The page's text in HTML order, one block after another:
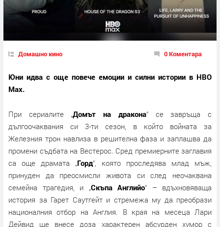
Домашно кино 0 Коментара
Юни идва с още повече емоции и силни истории в HBO
Max.
При сериалите „Домът на дракона“ се завръща с
дългоочаквания си 3-ти сезон, в който войната за
Железния трон навлиза в решителна фаза и заплашва да
промени съдбата на Вестерос. Сред премиерните заглавия
са още драмата „Горд“, която проследява млад мъж,
принуден да преосмисли живота си след неочаквана
семейна трагедия, и „Скъпа Английо“ – вдъхновяваща
история за Гарет Саутгейт и стремежа му да преобрази
националния отбор на Англия. В края на месеца Лари
Дейвид ще внесе доза характерен абсурден хумор с